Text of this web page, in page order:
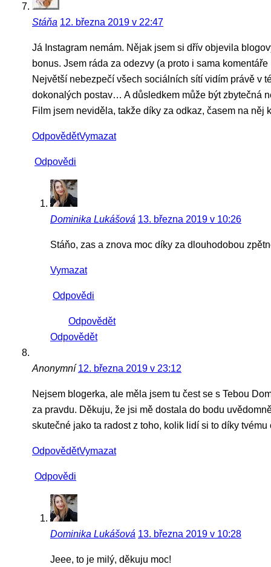
Stáňa 12. března 2019 v 22:47
Já Instagram nemám. Nějak jsem si dřív objevila
bonus. Jsem ráda za odezvy (a proto i sama
Největší nebezpečí všech sociálních sítí vidím právě v
dokonalých postav… A důsledkem může být zbytečná
Film jsem neviděla, takže díky za odkaz, časem na něj
OdpovědětVymazat
Odpovědi
Dominika Lukášová 13. března 2019 v 10:26
Stáňo, zas a znova moc díky za dlouhodobou
Vymazat
Odpovědi
Odpovědět
Odpovědět
Anonymní 12. března 2019 v 23:12
Nejsem blogerka, ale měla jsem tu čest se s Tebou
za pravdu. Děkuju, že jsi mě dostala do bodu
skutečné jako ta radost z toho, kolik lidí si to díky tvému
OdpovědětVymazat
Odpovědi
Dominika Lukášová 13. března 2019 v 10:28
Jeee, to je milý, děkuju moc!